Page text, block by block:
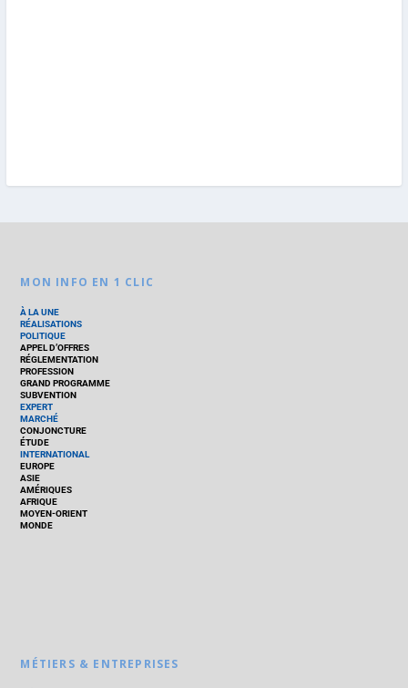
MON INFO EN 1 CLIC
À LA UNE
RÉALISATIONS
POLITIQUE
APPEL D’OFFRES
RÉGLEMENTATION
PROFESSION
GRAND PROGRAMME
SUBVENTION
EXPERT
MARCHÉ
CONJONCTURE
ÉTUDE
INTERNATIONAL
EUROPE
ASIE
AMÉRIQUES
AFRIQUE
MOYEN-ORIENT
MONDE
MÉTIERS & ENTREPRISES